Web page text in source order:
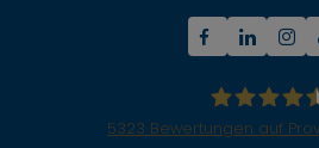
5323 Bewertungen auf